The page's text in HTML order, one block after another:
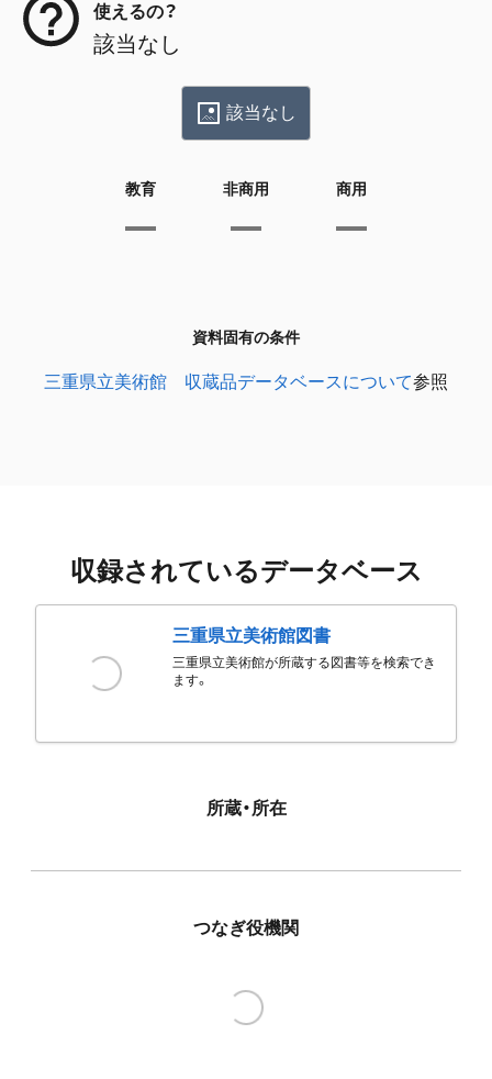
使えるの？
該当なし
該当なし
教育 非商用 商用
資料固有の条件
三重県立美術館 収蔵品データベースについて参照
収録されているデータベース
三重県立美術館図書
三重県立美術館が所蔵する図書等を検索でき
ます。
所蔵・所在
つなぎ役機関